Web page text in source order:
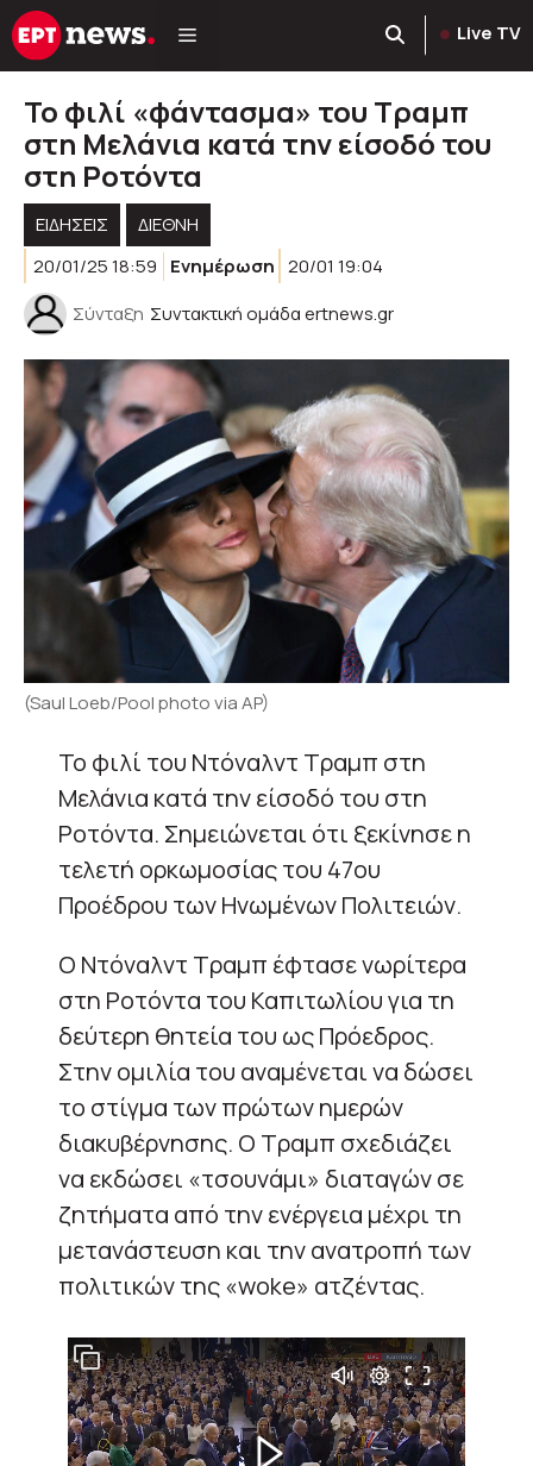
Μετάβαση
σε
Live TV
Το φιλί «φάντασμα» του Τραμπ
στη Μελάνια κατά την είσοδό του
στη Ροτόντα
ΕΙΔΗΣΕΙΣ
ΔΙΕΘΝΗ
20/01/25 18:59
Ενημέρωση 20/01 19:04
Σύνταξη Συντακτική ομάδα ertnews.gr
(Saul Loeb/Pool photo via AP)
Το φιλί του Ντόναλντ Τραμπ στη
Μελάνια κατά την είσοδό του στη
Ροτόντα. Σημειώνεται ότι ξεκίνησε η
τελετή ορκωμοσίας του 47ου
Προέδρου των Ηνωμένων Πολιτειών.
Ο Ντόναλντ Τραμπ έφτασε νωρίτερα
στη Ροτόντα του Καπιτωλίου για τη
δεύτερη θητεία του ως Πρόεδρος.
Στην ομιλία του αναμένεται να δώσει
το στίγμα των πρώτων ημερών
διακυβέρνησης. Ο Τραμπ σχεδιάζει
να εκδώσει «τσουνάμι» διαταγών σε
ζητήματα από την ενέργεια μέχρι τη
μετανάστευση και την ανατροπή των
πολιτικών της «woke» ατζέντας.